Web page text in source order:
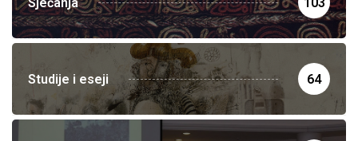
Studije i eseji 64